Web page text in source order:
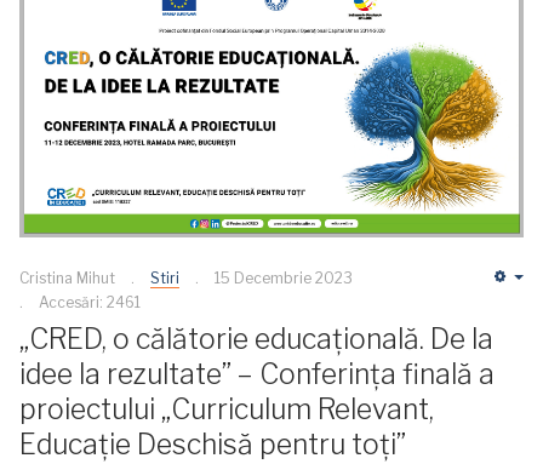
Cristina Mihut Stiri
15 Decembrie 2023
Accesări: 2461
„CRED, o călătorie educațională. De la
idee la rezultate” – Conferința finală a
proiectului „Curriculum Relevant,
Educație Deschisă pentru toți”